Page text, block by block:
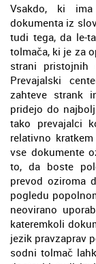
Vsakdo, ki ima
dokumenta iz
tudi tega, da le-
tolmača, ki je za
strani
Prevajalski
zahteve strank
pridejo do
tako prevajalci
relativno
vse dokumente
to, da boste
prevod oziroma
pogledu
neovirano
kateremkoli
jezik pravzaprav
sodni tolmač